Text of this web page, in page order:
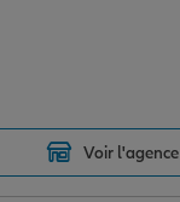
Voir l'agence